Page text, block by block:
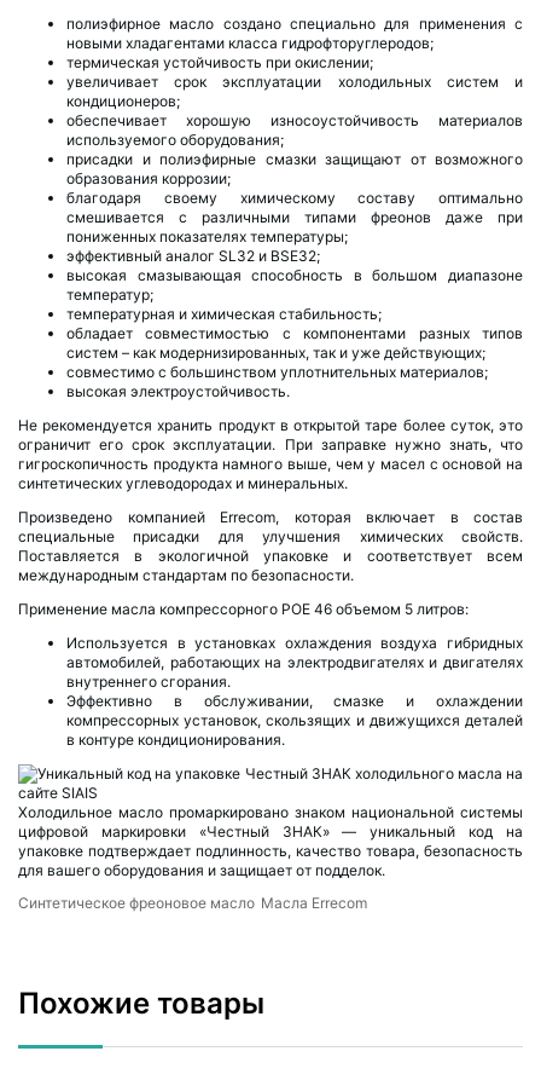
полиэфирное масло создано специально для применения с
новыми хладагентами класса гидрофторуглеродов;
термическая устойчивость при окислении;
увеличивает срок эксплуатации холодильных систем и
кондиционеров;
обеспечивает хорошую износоустойчивость материалов
используемого оборудования;
присадки и полиэфирные смазки защищают от возможного
образования коррозии;
благодаря своему химическому составу оптимально
смешивается с различными типами фреонов даже при
пониженных показателях температуры;
эффективный аналог SL32 и BSE32;
высокая смазывающая способность в большом диапазоне
температур;
температурная и химическая стабильность;
обладает совместимостью с компонентами разных типов
систем – как модернизированных, так и уже действующих;
совместимо с большинством уплотнительных материалов;
высокая электроустойчивость.
Не рекомендуется хранить продукт в открытой таре более суток, это
ограничит его срок эксплуатации. При заправке нужно знать, что
гигроскопичность продукта намного выше, чем у масел с основой на
синтетических углеводородах и минеральных.
Произведено компанией Errecom, которая включает в состав
специальные присадки для улучшения химических свойств.
Поставляется в экологичной упаковке и соответствует всем
международным стандартам по безопасности.
Применение масла компрессорного POE 46 объемом 5 литров:
Используется в установках охлаждения воздуха гибридных
автомобилей, работающих на электродвигателях и двигателях
внутреннего сгорания.
Эффективно в обслуживании, смазке и охлаждении
компрессорных установок, скользящих и движущихся деталей
в контуре кондиционирования.
Холодильное масло промаркировано знаком национальной системы
цифровой маркировки «Честный ЗНАК» — уникальный код на
упаковке подтверждает подлинность, качество товара, безопасность
для вашего оборудования и защищает от подделок.
Синтетическое фреоновое масло Масла Errecom
Похожие товары